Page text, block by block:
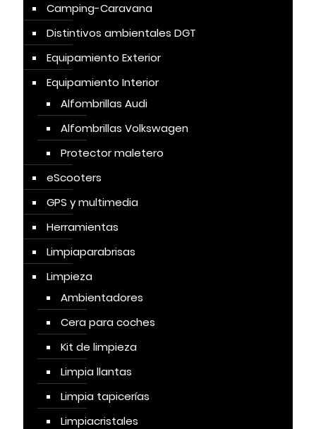
Camping-Caravana
Distintivos ambientales DGT
Equipamiento Exterior
Equipamiento Interior
Alfombrillas Audi
Alfombrillas Volkswagen
Protector maletero
eScooters
GPS y multimedia
Herramientas
Limpiaparabrisas
Limpieza
Ambientadores
Cera para coches
Kit de limpieza
Limpia llantas
Limpia tapicerías
Limpiacristales